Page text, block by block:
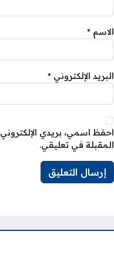
الاسم *
البريد الإلكتروني *
احفظ اسمي، بريدي
المقبلة في تعليقي.